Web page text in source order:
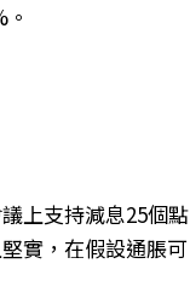
上支持減息25個點
實，在假設通脹可